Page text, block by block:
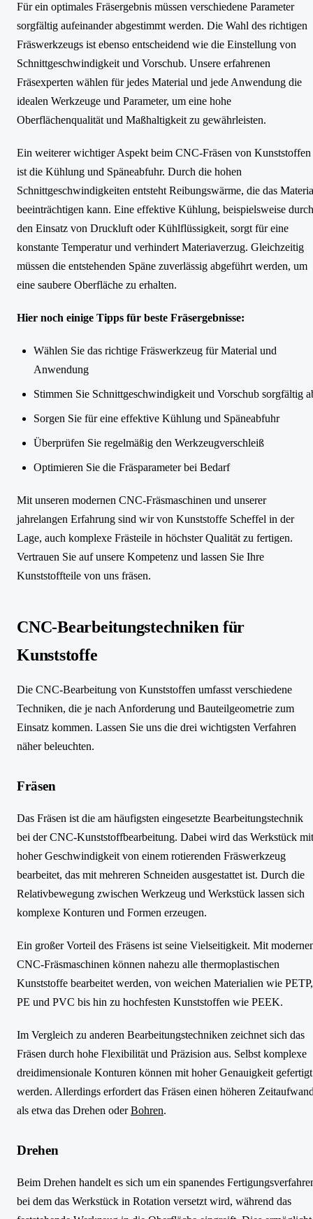
Für ein optimales Fräsergebnis müssen verschiedene Parameter
sorgfältig aufeinander abgestimmt werden. Die Wahl des richtigen
Fräswerkzeugs ist ebenso entscheidend wie die Einstellung von
Schnittgeschwindigkeit und Vorschub. Unsere erfahrenen
Fräsexperten wählen für jedes Material und jede Anwendung die
idealen Werkzeuge und Parameter, um eine hohe
Oberflächenqualität und Maßhaltigkeit zu gewährleisten.
Ein weiterer wichtiger Aspekt beim CNC-Fräsen von Kunststoffen
ist die Kühlung und Späneabfuhr. Durch die hohen
Schnittgeschwindigkeiten entsteht Reibungswärme, die das
beeinträchtigen kann. Eine effektive Kühlung, beispielsweise durch
den Einsatz von Druckluft oder Kühlflüssigkeit, sorgt für eine
konstante Temperatur und verhindert Materiaverzug. Gleichzeitig
müssen die entstehenden Späne zuverlässig abgeführt werden, um
eine saubere Oberfläche zu erhalten.
Hier noch einige Tipps für beste Fräsergebnisse:
Wählen Sie das richtige Fräswerkzeug für Material und
Anwendung
Stimmen Sie Schnittgeschwindigkeit und Vorschub sorgfältig
Sorgen Sie für eine effektive Kühlung und Späneabfuhr
Überprüfen Sie regelmäßig den Werkzeugverschleiß
Optimieren Sie die Fräsparameter bei Bedarf
Mit unseren modernen CNC-Fräsmaschinen und unserer
jahrelangen Erfahrung sind wir von Kunststoffe Scheffel in der
Lage, auch komplexe Frästeile in höchster Qualität zu fertigen.
Vertrauen Sie auf unsere Kompetenz und lassen Sie Ihre
Kunststoffteile von uns fräsen.
CNC-Bearbeitungstechniken für
Kunststoffe
Die CNC-Bearbeitung von Kunststoffen umfasst verschiedene
Techniken, die je nach Anforderung und Bauteilgeometrie zum
Einsatz kommen. Lassen Sie uns die drei wichtigsten Verfahren
näher beleuchten.
Fräsen
Das Fräsen ist die am häufigsten eingesetzte Bearbeitungstechnik
bei der CNC-Kunststoffbearbeitung. Dabei wird das Werkstück mit
hoher Geschwindigkeit von einem rotierenden Fräswerkzeug
bearbeitet, das mit mehreren Schneiden ausgestattet ist. Durch die
Relativbewegung zwischen Werkzeug und Werkstück lassen sich
komplexe Konturen und Formen erzeugen.
Ein großer Vorteil des Fräsens ist seine Vielseitigkeit. Mit
CNC-Fräsmaschinen können nahezu alle thermoplastischen
Kunststoffe bearbeitet werden, von weichen Materialien wie PETP,
PE und PVC bis hin zu hochfesten Kunststoffen wie PEEK.
Im Vergleich zu anderen Bearbeitungstechniken zeichnet sich das
Fräsen durch hohe Flexibilität und Präzision aus. Selbst komplexe
dreidimensionale Konturen können mit hoher Genauigkeit gefertigt
werden. Allerdings erfordert das Fräsen einen höheren
als etwa das Drehen oderBohren.
Drehen
Beim Drehen handelt es sich um ein spanendes
bei dem das Werkstück in Rotation versetzt wird, während das